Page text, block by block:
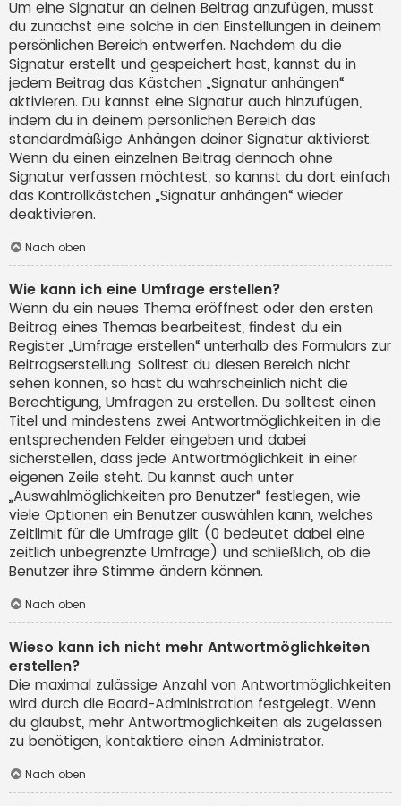
Um eine Signatur an deinen Beitrag anzufügen, musst
du zunächst eine solche in den Einstellungen in deinem
persönlichen Bereich entwerfen. Nachdem du die
Signatur erstellt und gespeichert hast, kannst du in
jedem Beitrag das Kästchen „Signatur anhängen“
aktivieren. Du kannst eine Signatur auch hinzufügen,
indem du in deinem persönlichen Bereich das
standardmäßige Anhängen deiner Signatur aktivierst.
Wenn du einen einzelnen Beitrag dennoch ohne
Signatur verfassen möchtest, so kannst du dort einfach
das Kontrollkästchen „Signatur anhängen“ wieder
deaktivieren.
Nach oben
Wie kann ich eine Umfrage erstellen?
Wenn du ein neues Thema eröffnest oder den ersten
Beitrag eines Themas bearbeitest, findest du ein
Register „Umfrage erstellen“ unterhalb des Formulars zur
Beitragserstellung. Solltest du diesen Bereich nicht
sehen können, so hast du wahrscheinlich nicht die
Berechtigung, Umfragen zu erstellen. Du solltest einen
Titel und mindestens zwei Antwortmöglichkeiten in die
entsprechenden Felder eingeben und dabei
sicherstellen, dass jede Antwortmöglichkeit in einer
eigenen Zeile steht. Du kannst auch unter
„Auswahlmöglichkeiten pro Benutzer“ festlegen, wie
viele Optionen ein Benutzer auswählen kann, welches
Zeitlimit für die Umfrage gilt (0 bedeutet dabei eine
zeitlich unbegrenzte Umfrage) und schließlich, ob die
Benutzer ihre Stimme ändern können.
Nach oben
Wieso kann ich nicht mehr Antwortmöglichkeiten
erstellen?
Die maximal zulässige Anzahl von Antwortmöglichkeiten
wird durch die Board-Administration festgelegt. Wenn
du glaubst, mehr Antwortmöglichkeiten als zugelassen
zu benötigen, kontaktiere einen Administrator.
Nach oben